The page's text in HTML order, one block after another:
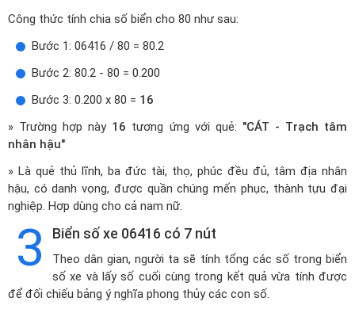
Công thức tính chia số biển cho 80 như sau:
Bước 1: 06416 / 80 = 80.2
Bước 2: 80.2 - 80 = 0.200
Bước 3: 0.200 x 80 = 16
» Trường hợp này 16 tương ứng với quẻ: "CÁT - Trạch tâm
nhân hậu"
» Là quẻ thủ lĩnh, ba đức tài, thọ, phúc đều đủ, tâm địa nhân
hậu, có danh vọng, được quần chúng mến phục, thành tựu đại
nghiệp. Hợp dùng cho cả nam nữ.
3 Biển số xe 06416 có 7 nút
Theo dân gian, người ta sẽ tính tổng các số trong biển
số xe và lấy số cuối cùng trong kết quả vừa tính được
để đối chiếu bảng ý nghĩa phong thủy các con số.